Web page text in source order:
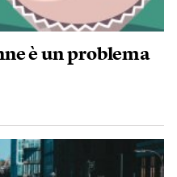
è un problema